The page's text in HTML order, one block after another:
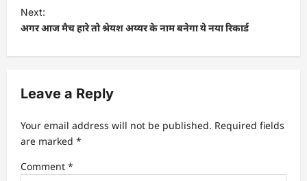
t
n
a
i
a
Next:
अगर आज मैच हारे तो श्रेयश अय्यर के नाम बनेगा ये नया रिकार्ड
Leave a Reply
Your email address will not be published. Required fields
are marked *
Comment *